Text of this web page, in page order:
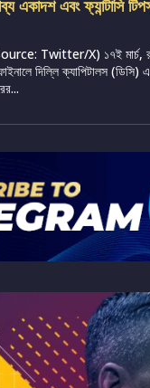
একাদশ এবং ফ্যান্টাসি
Twitter/X) ১৭ই মার্চ,
দিল্লি ক্যাপিটালস (ডিসি)